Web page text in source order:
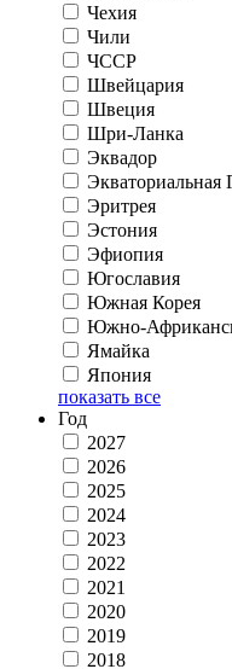
Чехия
Чили
ЧССР
Швейцария
Швеция
Шри-Ланка
Эквадор
Экваториальная
Эритрея
Эстония
Эфиопия
Югославия
Южная Корея
Южно-
Ямайка
Япония
показать все
Год
2027
2026
2025
2024
2023
2022
2021
2020
2019
2018